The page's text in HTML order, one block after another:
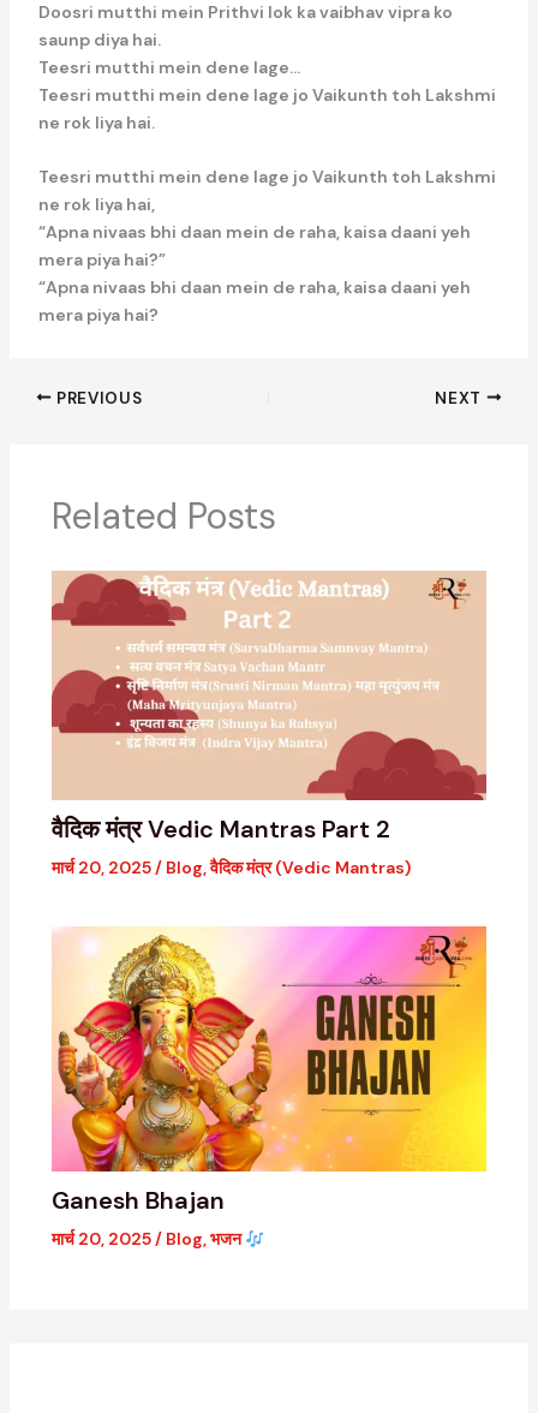
Doosri mutthi mein Prithvi lok ka vaibhav vipra ko
saunp diya hai.
Teesri mutthi mein dene lage…
Teesri mutthi mein dene lage jo Vaikunth toh Lakshmi
ne rok liya hai.
Teesri mutthi mein dene lage jo Vaikunth toh Lakshmi
ne rok liya hai,
“Apna nivaas bhi daan mein de raha, kaisa daani yeh
mera piya hai?”
“Apna nivaas bhi daan mein de raha, kaisa daani yeh
mera piya hai?
PREVIOUS NEXT
Related Posts
वैदिक मंत्र Vedic Mantras Part 2
मार्च 20, 2025/ Blog,वैदिक मंत्र (Vedic Mantras)
Ganesh Bhajan
मार्च 20, 2025/ Blog,भजन